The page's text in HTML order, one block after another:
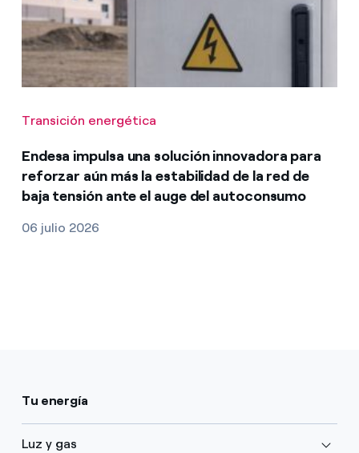
Transición energética
Endesa impulsa una solución innovadora para
reforzar aún más la estabilidad de la red de
baja tensión ante el auge del autoconsumo
06 julio 2026
Tu energía
Luz y gas